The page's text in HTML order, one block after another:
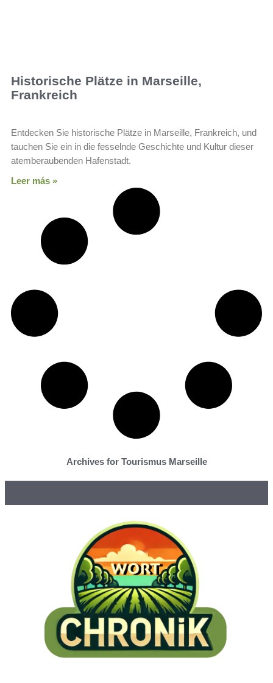
Historische Plätze in Marseille,
Frankreich
Entdecken Sie historische Plätze in Marseille, Frankreich, und
tauchen Sie ein in die fesselnde Geschichte und Kultur dieser
atemberaubenden Hafenstadt.
Leer más »
Archives for Tourismus Marseille